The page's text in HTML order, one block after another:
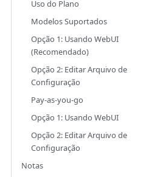
Uso do Plano
Modelos Suportados
Opção 1: Usando WebUI
(Recomendado)
Opção 2: Editar Arquivo de
Configuração
Pay-as-you-go
Opção 1: Usando WebUI
Opção 2: Editar Arquivo de
Configuração
Notas